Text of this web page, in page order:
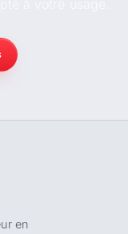
en